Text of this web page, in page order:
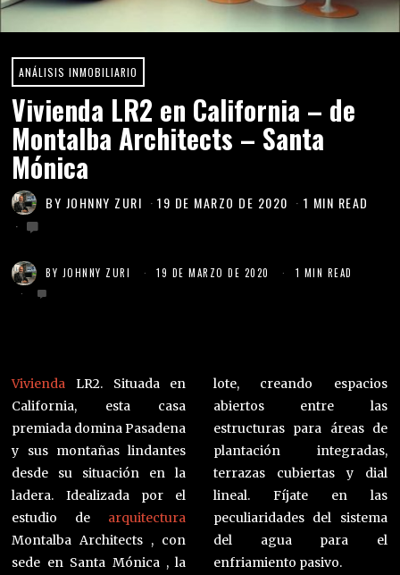
ANÁLISIS INMOBILIARIO
Vivienda LR2 en California – de
Montalba Architects – Santa
Mónica
BY JOHNNY ZURI 19 DE MARZO DE 2020 1 MIN READ
BY JOHNNY ZURI 19 DE MARZO DE 2020 1 MIN READ
Vivienda LR2. Situada en
California, esta casa
premiada domina Pasadena
y sus montañas lindantes
desde su situación en la
ladera. Idealizada por el
estudio de arquitectura
Montalba Architects , con
sede en Santa Mónica , la
lote, creando espacios
abiertos entre las
estructuras para áreas de
plantación integradas,
terrazas cubiertas y dial
lineal. Fíjate en las
peculiaridades del sistema
del agua para el
enfriamiento pasivo.